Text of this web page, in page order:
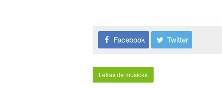
Facebook Twitter
Letras de músicas